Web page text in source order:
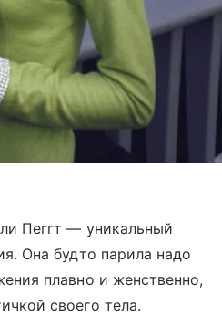
Пеггт — уникальный
Она будто парила надо
плавно и женственно,
своего тела.